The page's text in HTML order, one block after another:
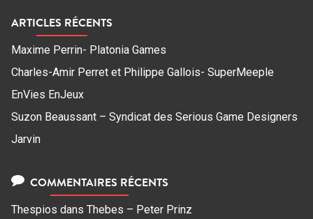
ARTICLES RÉCENTS
Maxime Perrin- Platonia Games
Charles-Amir Perret et Philippe Gallois- SuperMeeple
EnVies EnJeux
Suzon Beaussant – Syndicat des Serious Game Designers
Jarvin
COMMENTAIRES RÉCENTS
Thespios dans Thebes – Peter Prinz